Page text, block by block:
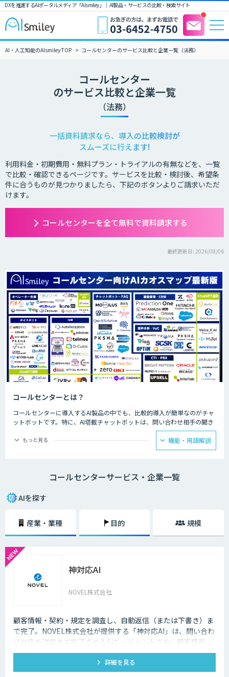
DXを推進するAIポータルメディア「AIsmiley」｜ AI製品・サービスの比較・検索サイト
AI・人工知能のAIsmiley TOP コールセンターのサービス比較と企業一覧（法務）
コールセンター
のサービス比較と企業一覧
（法務）
一括資料請求なら、導入の比較検討が
スムーズに行えます!
利用料金・初期費用・無料プラン・トライアルの有無などを、一覧
で比較・確認できるページです。サービスを比較・検討後、希望条
件に合うものが見つかりましたら、下記のボタンよりご請求いただ
けます。
コールセンターを全て無料で資料請求する
最終更新日: 2026/08/06
コールセンターとは？
コールセンターに導入するAI製品の中でも、比較的導入が簡単なのがチャ
ットボットです。特に、AI塔載チャットボットは、問い合わせ相手の聞き
たいことに対して、決められた回答をできるため、カスタマーサポートで
の普及が見込まれています。AIが問い合わせの4割を回答することで顧客
自身で自己解決できることが増え、スタッフが自ら行う部分を4割カット
大きな理由の一つです。顧客の時間の都合に合わせて問い合わせができる
ようになることで、カスタマーサポートが向上します。その結果顧客が知
た、AIによる自然なコミュニケーションを図ることで、顧客との関係性を
AI・人工知能では対応できないような複雑な質問や、利用者の意図する回
答ができなかった場合は、オペレーターによる有人チャットで継続対応を
可能にする機能も重要です。専門スキルを持ったオペレーターがチャット
による対応を行うとともに、その中で得られたナレッジを蓄積していくこ
とで、運用開始後の回答精度の維持と向上につながります。AIと専門家と
の連携が、自動回答率を高めるサイクルを回します。また、蓄積されたナ
対する回答候補をオペレーターに提示するサービスにも活用することが可
能です。回答内容の候補や関連する資料を瞬時に画面に表示できるように
なった結果、回答にかかる時間の短縮でき、顧客からの電話のつながりや
すさが改善されるのです。
もっと見る 機能・用語解説
コールセンターサービス・企業一覧
AIを探す
産業・業種 目的 規模
神対応AI
NOVEL株式会社
顧客情報・契約・規定を調査し、自動返信（または下書き）ま
で完了。NOVEL株式会社が提供する「神対応AI」は、問い合わ
せ対応を送信まで完了させるAIエージェントです。顧客情報・
契約・規定を突き合わせて回答を数十秒で作成し、自動送信か
下書き止めかを選べます。
詳細を見る